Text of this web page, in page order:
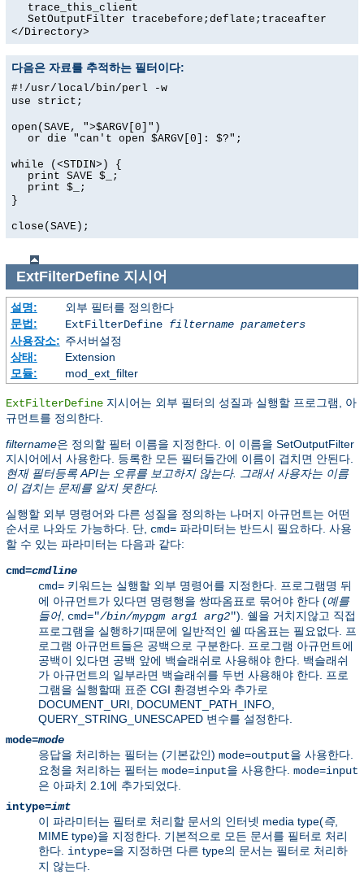
trace_this_client
SetOutputFilter tracebefore;deflate;traceafter
</Directory>
다음은 자료를 추적하는 필터이다:
#!/usr/local/bin/perl -w
use strict;
open(SAVE, ">$ARGV[0]")
or die "can't open $ARGV[0]: $?";
while (<STDIN>) {
print SAVE $_;
print $_;
}
close(SAVE);
ExtFilterDefine지시어
설명:
외부 필터를 정의한다
문법:
ExtFilterDefine filtername parameters
사용장소: 주서버설정
상태:
Extension
모듈:
mod_ext_filter
ExtFilterDefine 지시어는 외부 필터의 성질과 실행할 프로그램, 아
규먼트를 정의한다.
filtername은 정의할 필터 이름을 지정한다. 이 이름을 SetOutputFilter
지시어에서 사용한다. 등록한 모든 필터들간에 이름이 겹치면 안된다.
현재 필터등록 API는 오류를 보고하지 않는다. 그래서 사용자는 이름
이 겹치는 문제를 알지 못한다.
실행할 외부 명령어와 다른 성질을 정의하는 나머지 아규먼트는 어떤
순서로 나와도 가능하다. 단, cmd= 파라미터는 반드시 필요하다. 사용
할 수 있는 파라미터는 다음과 같다:
cmd=cmdline
cmd= 키워드는 실행할 외부 명령어를 지정한다. 프로그램명 뒤
에 아규먼트가 있다면 명령행을 쌍따옴표로 묶어야 한다 (예를
들어, cmd="/bin/mypgm arg1 arg2"). 쉘을 거치지않고 직접
프로그램을 실행하기때문에 일반적인 쉘 따옴표는 필요없다. 프
로그램 아규먼트들은 공백으로 구분한다. 프로그램 아규먼트에
공백이 있다면 공백 앞에 백슬래쉬로 사용해야 한다. 백슬래쉬
가 아규먼트의 일부라면 백슬래쉬를 두번 사용해야 한다. 프로
그램을 실행할때 표준 CGI 환경변수와 추가로
DOCUMENT_URI, DOCUMENT_PATH_INFO,
QUERY_STRING_UNESCAPED 변수를 설정한다.
mode=mode
응답을 처리하는 필터는 (기본값인) mode=output을 사용한다.
요청을 처리하는 필터는 mode=input을 사용한다. mode=input
은 아파치 2.1에 추가되었다.
intype=imt
이 파라미터는 필터로 처리할 문서의 인터넷 media type(즉,
MIME type)을 지정한다. 기본적으로 모든 문서를 필터로 처리
한다. intype=을 지정하면 다른 type의 문서는 필터로 처리하
지 않는다.